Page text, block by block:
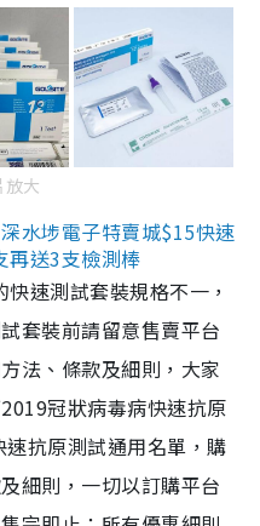
放大
水埗電子特賣城$15快速
再送3支檢測棒
速測試套裝規格不一，
套裝前請留意售賣平台
法、條款及細則，大家
冠狀病毒病快速抗原
抗原測試通用名單，購
細則，一切以訂購平台